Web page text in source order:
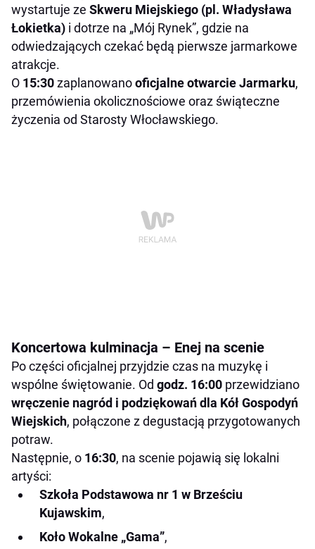
wystartuje ze Skweru Miejskiego (pl. Władysława
Łokietka) i dotrze na „Mój Rynek”, gdzie na
odwiedzających czekać będą pierwsze jarmarkowe
atrakcje.
O 15:30zaplanowanooficjalne otwarcie Jarmarku,
przemówienia okolicznościowe oraz świąteczne
życzenia od Starosty Włocławskiego.
Koncertowa kulminacja – Enej na scenie
Po części oficjalnej przyjdzie czas na muzykę i
wspólne świętowanie. Od godz. 16:00 przewidziano
wręczenie nagród i podziękowań dla Kół Gospodyń
Wiejskich, połączone z degustacją przygotowanych
potraw.
Następnie, o 16:30, na scenie pojawią się lokalni
artyści:
Szkoła Podstawowa nr 1 w Brześciu
Kujawskim,
Koło Wokalne „Gama”,